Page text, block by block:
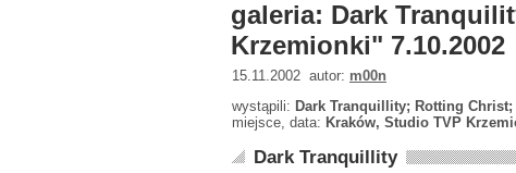
galeria: Dark
Krzemionki" 7.10.2002
15.11.2002 autor: m00n
wystąpili: Dark Tranquillity; Rotting Christ;
miejsce, data: Kraków, Studio TVP
Dark Tranquillity